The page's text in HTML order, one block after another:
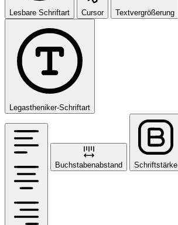
Lesbare Schriftart Cursor Textvergrößerung
Legastheniker-Schriftart
Buchstabenabstand Schriftstärke